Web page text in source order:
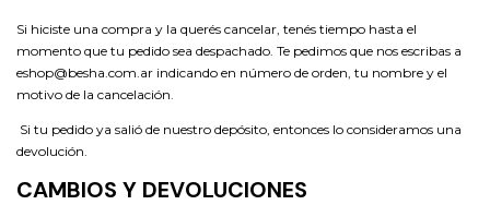
Si hiciste una compra y la querés cancelar, tenés tiempo hasta el
momento que tu pedido sea despachado. Te pedimos que nos escribas a
eshop@besha.com.ar indicando en número de orden, tu nombre y el
motivo de la cancelación.
Si tu pedido ya salió de nuestro depósito, entonces lo consideramos una
devolución.
CAMBIOS Y DEVOLUCIONES